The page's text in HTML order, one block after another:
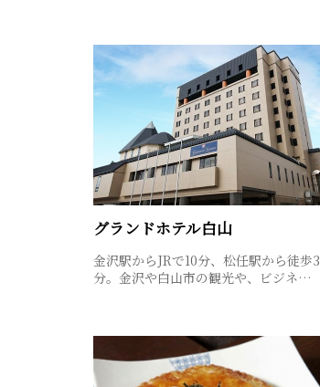
グランドホテル白山
金沢駅からJRで10分、松任駅から徒歩3
分。金沢や白山市の観光や、ビジネ…